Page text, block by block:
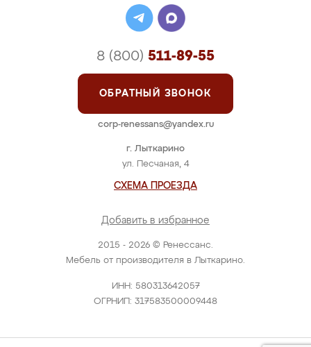
2015 - 2026 © Ренессанс.
Мебель от производителя в Лыткарино.
ИНН: 580313642057
ОГРНИП: 317583500009448
г. Лыткарино
ул. Песчаная, 4
СХЕМА ПРОЕЗДА
Добавить в избранное
8 (800) 511-89-55
ОБРАТНЫЙ ЗВОНОК
corp-renessans@yandex.ru